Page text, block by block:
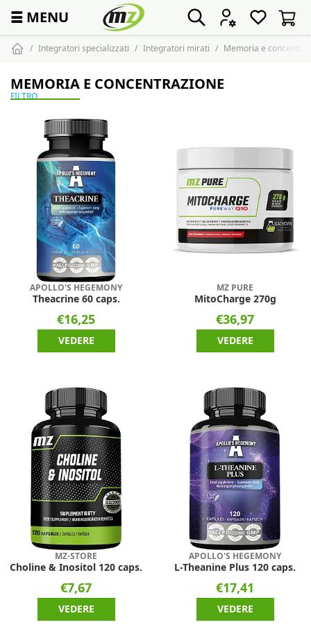
☰ MENU
Integratori specializzati Integratori mirati Memoria e
MEMORIA E CONCENTRAZIONE
FILTRO
APOLLO'S HEGEMONY
Theacrine 60 caps.
€16,25
VEDERE
MZ PURE
MitoCharge 270g
€36,97
VEDERE
MZ-STORE
Choline & Inositol 120 caps.
€7,67
VEDERE
APOLLO'S HEGEMONY
L-Theanine Plus 120 caps.
€17,41
VEDERE